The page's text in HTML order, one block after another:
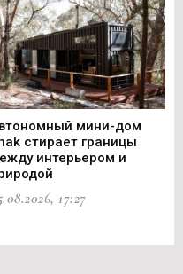
мини-дом
стирает границы
интерьером и
17:27